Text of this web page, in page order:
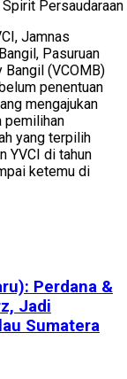
Persaudaraan
Jamnas
Pasuruan
Bangil (VCOMB)
penentuan
mengajukan
pemilihan
yang terpilih
YVCI di tahun
ketemu di
Perdana &
Jadi
Sumatera